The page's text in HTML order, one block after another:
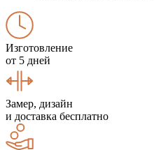
Изготовление
от 5 дней
Замер, дизайн
и доставка бесплатно